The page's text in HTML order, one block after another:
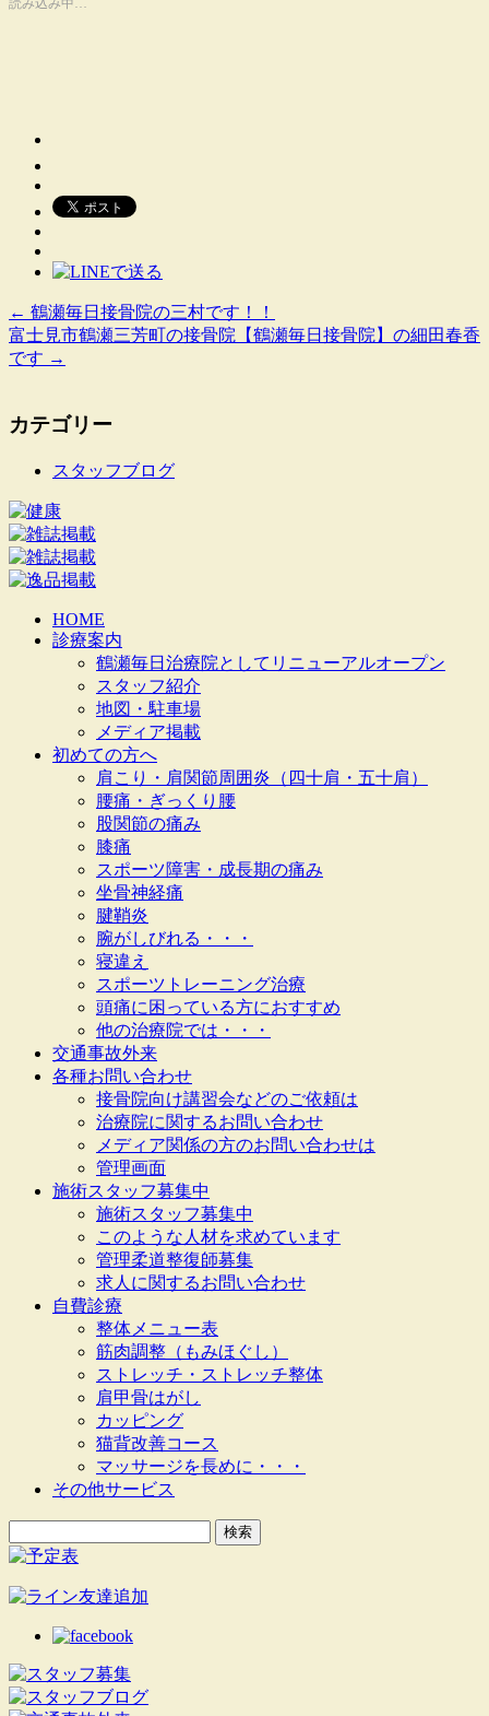
読み込み中…
← 鶴瀬毎日接骨院の三村です！！
富士見市鶴瀬三芳町の接骨院【鶴瀬毎日接骨院】の細田春香
です →
カテゴリー
スタッフブログ
HOME
診療案内
鶴瀬毎日治療院としてリニューアルオープン
スタッフ紹介
地図・駐車場
メディア掲載
初めての方へ
肩こり・肩関節周囲炎（四十肩・五十肩）
腰痛・ぎっくり腰
股関節の痛み
膝痛
スポーツ障害・成長期の痛み
坐骨神経痛
腱鞘炎
腕がしびれる・・・
寝違え
スポーツトレーニング治療
頭痛に困っている方におすすめ
他の治療院では・・・
交通事故外来
各種お問い合わせ
接骨院向け講習会などのご依頼は
治療院に関するお問い合わせ
メディア関係の方のお問い合わせは
管理画面
施術スタッフ募集中
施術スタッフ募集中
このような人材を求めています
管理柔道整復師募集
求人に関するお問い合わせ
自費診療
整体メニュー表
筋肉調整（もみほぐし）
ストレッチ・ストレッチ整体
肩甲骨はがし
カッピング
猫背改善コース
マッサージを長めに・・・
その他サービス
索: